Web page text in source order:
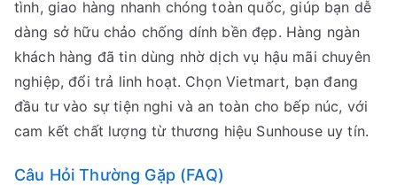
tình, giao hàng nhanh chóng toàn quốc, giúp bạn dễ
dàng sở hữu chảo chống dính bền đẹp. Hàng ngàn
khách hàng đã tin dùng nhờ dịch vụ hậu mãi chuyên
nghiệp, đổi trả linh hoạt. Chọn Vietmart, bạn đang
đầu tư vào sự tiện nghi và an toàn cho bếp núc, với
cam kết chất lượng từ thương hiệu Sunhouse uy tín.
Câu Hỏi Thường Gặp (FAQ)